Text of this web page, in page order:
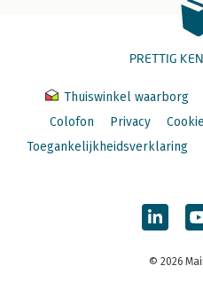
PRETTIG
Thuiswinkel waarborg
Colofon
Privacy
Toegankelijkheidsverklaring
© 2026